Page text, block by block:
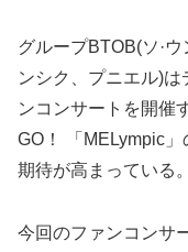
グループBTOB(ソ·
ンシク、プニエル)
ンコンサートを開催
GO！ 「MELympic
期待が高まっている。
今回のファンコンサ